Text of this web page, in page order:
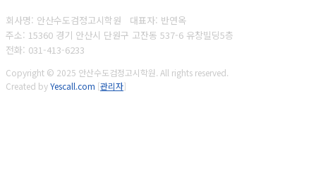
회사명: 안산수도검정고시학원 대표자: 반연옥
주소: 15360 경기 안산시 단원구 고잔동 537-6 유창빌딩5층
전화: 031-413-6233
Copyright © 2025 안산수도검정고시학원. All rights reserved.
Created byYescall.com [관리자]